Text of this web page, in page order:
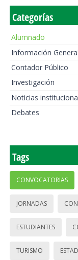
Categorías
Alumnado
Información General
Contador Público
Investigación
Noticias
Debates
Tags
CONVOCATORIAS
JORNADAS
ESTUDIANTES
TURISMO